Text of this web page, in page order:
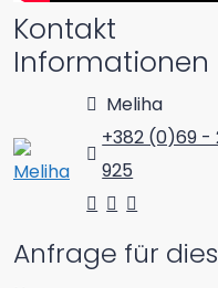
Kontakt
Informationen
Meliha
+382 (0)69 -
925
Anfrage für